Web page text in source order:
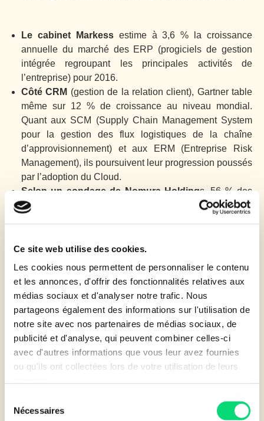
Ce site web utilise des cookies.
Les cookies nous permettent de personnaliser le contenu
et les annonces, d'offrir des fonctionnalités relatives aux
médias sociaux et d'analyser notre trafic. Nous
partageons également des informations sur l'utilisation de
notre site avec nos partenaires de médias sociaux, de
publicité et d'analyse, qui peuvent combiner celles-ci
avec d'autres informations que vous leur avez fournies
ou qu'ils ont collectées lors de votre utilisation de leurs
Nécessaires
Le cabinet Markessestime à 3,6 % la croissance
annuelle du marché des ERP (progiciels de gestion
intégrée regroupant les principales activités de
l’entreprise) pour 2016.
Côté CRM (gestion de la relation client), Gartner table
même sur 12 % de croissance au niveau mondial.
Quant aux SCM (Supply Chain Management System
pour la gestion des flux logistiques de la chaîne
d’approvisionnement) et aux ERM (Entreprise Risk
Management), ils poursuivent leur progression poussés
par l’adoption du Cloud.
Selon un sondage de Nomura Holdings, 56 % des
applications métiers basculeront en mode SaaS
Pourquoi passer par la location
financière ?
Au-delà de l’éternel débat SaaS contre
(installation sur le site de l’entreprise), quel mode de
financement faut-il choisir pour ces solutions en pleine
croissance ? L’achat semble être la solution naturelle
mais pas nécessairement la plus efficace. C’est là que la